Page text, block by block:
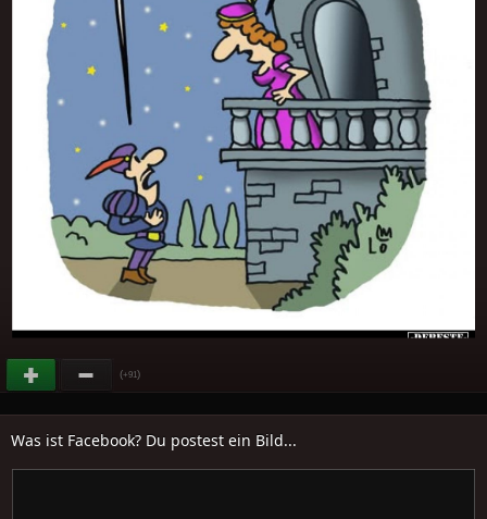
(+91)
Was ist Facebook? Du postest ein Bild...